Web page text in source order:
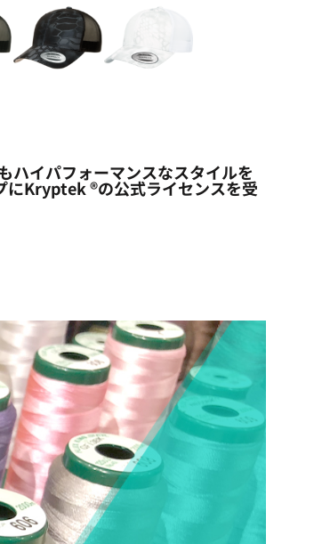
イパフォーマンスなスタイルを
にKryptek ®の公式ライセンスを受